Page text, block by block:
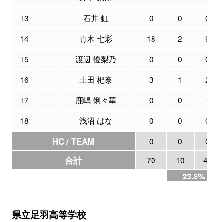
13
石井 虹 0 0
0
14
青木 七彩 18 2
9
15
渡辺 優梨乃 0 0
0
16
土田 杷奈 3 1
2
17
鹿嶋 俐々華 0 0
1
18
浅沼 はな 0 0 0
HC / TEAM 0 0 0
合計 70 10 42
23.8%
県立足羽高等学校